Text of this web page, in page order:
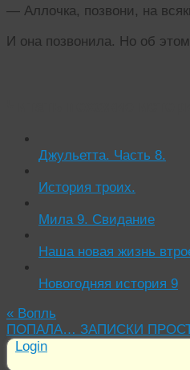
— Аллочка, позвони, на
И она позвонила. Но об
Джульетта. Часть 8.
История троих.
Мила 9. Свидание
Наша новая жизнь
Новогодняя история 9
« Вопль
ПОПАЛА… ЗАПИСКИ
Login